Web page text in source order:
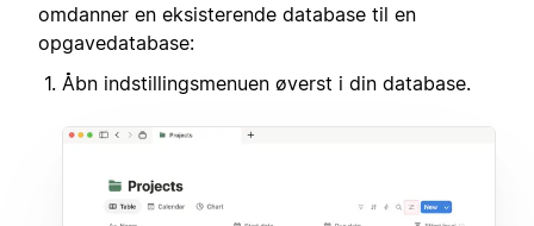
omdanner en eksisterende database til en
opgavedatabase:
Åbn indstillingsmenuen øverst i din database.